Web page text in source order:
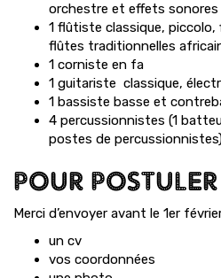
orchestre et effets sonores
1 flûtiste classique,
flûtes traditionnelles
1 corniste en fa
1 guitariste classique,
1 bassiste basse et
4 percussionnistes (1
postes de
POUR POSTULER
Merci d’envoyer avant le 1er
un cv
vos coordonnées